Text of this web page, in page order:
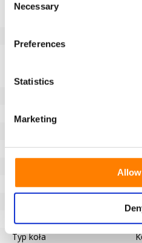
Selection
Necessary
Preferences
Statistics
Marketing
Niebrudzący bieżnik
Szerokość koła (mm)
Typ łożyska
Otwór na oś-Ø (mm)
Twardość bieżnika
Typ koła